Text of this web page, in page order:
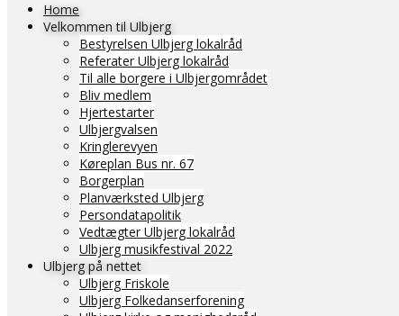
Home
Velkommen til Ulbjerg
Bestyrelsen Ulbjerg lokalråd
Referater Ulbjerg lokalråd
Til alle borgere i Ulbjergområdet
Bliv medlem
Hjertestarter
Ulbjergvalsen
Kringlerevyen
Køreplan Bus nr. 67
Borgerplan
Planværksted Ulbjerg
Persondatapolitik
Vedtægter Ulbjerg lokalråd
Ulbjerg musikfestival 2022
Ulbjerg på nettet
Ulbjerg Friskole
Ulbjerg Folkedanserforening